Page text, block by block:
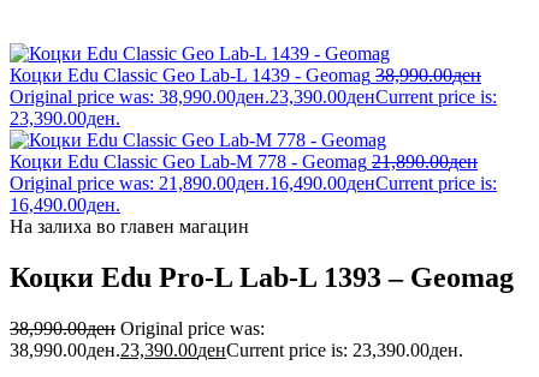
Коцки Edu Classic Geo Lab-L 1439 - Geomag 38,990.00ден
Original price was: 38,990.00ден.23,390.00денCurrent price is:
23,390.00ден.
Коцки Edu Classic Geo Lab-M 778 - Geomag 21,890.00ден
Original price was: 21,890.00ден.16,490.00денCurrent price is:
16,490.00ден.
На залиха во главен магацин
Коцки Edu Pro-L Lab-L 1393 – Geomag
38,990.00ден Original price was:
38,990.00ден.23,390.00денCurrent price is: 23,390.00ден.